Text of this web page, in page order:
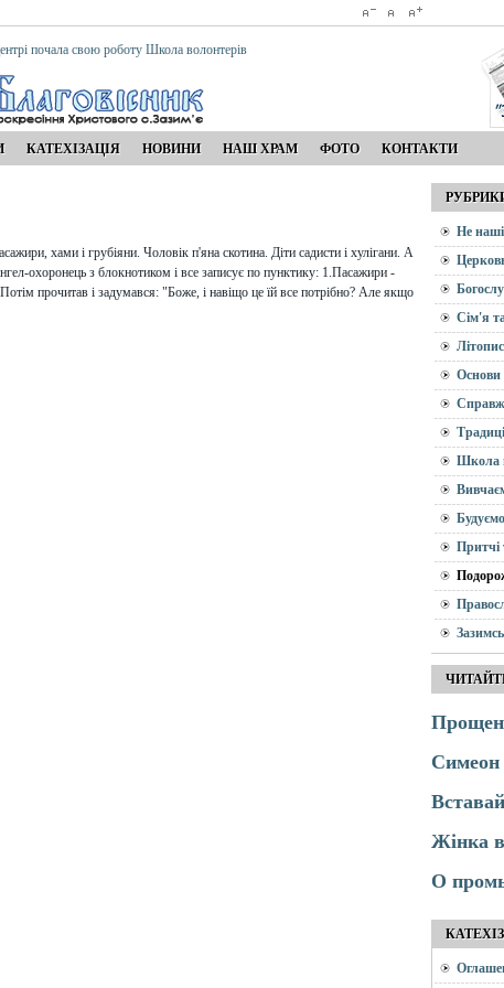
почала свою роботу Школа волонтерів
КАТЕХІЗАЦІЯ НОВИНИ НАШ ХРАМ ФОТО КОНТАКТИ
хами і грубіяни. Чоловік п'яна скотина. Діти садисти і хулігани. А
охоронець з блокнотиком і все записує по пунктику: 1.Пасажири -
прочитав і задумався: "Боже, і навіщо це їй все потрібно? Але якщо
Не наші
Сім'я
Основи
Школа
Притчі
Жінка в
О